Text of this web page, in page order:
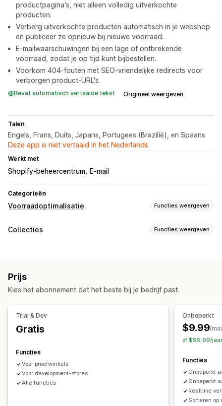
productpagina's, niet alleen volledig uitverkochte
producten.
Verberg uitverkochte producten automatisch in je webshop
en publiceer ze opnieuw bij nieuwe voorraad.
E-mailwaarschuwingen bij een lage of ontbrekende
voorraad, zodat je op tijd kunt bijbestellen.
Voorkom 404-fouten met SEO-vriendelijke redirects voor
verborgen product-URL's.
Bevat automatisch vertaalde tekst Origineel weergeven
Talen
Engels, Frans, Duits, Japans, Portugees (Brazilië), en Spaans
Deze app is niet vertaald in het Nederlands
Werkt met
Shopify-beheercentrum E-mail
Categorieën
Voorraadoptimalisatie Functies weergeven
Voorraadbeheer
Bestellingenbeheer
Bulkverwerking
Reserveringen
Meldingen bij herbevoorrading
Herinneringen voor voorraadaanvulling
Meldingen bij niet op voorraad
Waarschuwingen bij drempelwaarde
E-mailmeldingen
Collecties Functies weergeven
Producten verbergen
Prijs
Kies het abonnement dat het beste bij je bedrijf past.
Trial & Dev
Gratis
Functies
Voor proefwinkels
Voor development-stores
Alle functies
Onbeperkt
$9.99/
of $99.99/jaar
Functies
Onbeperkt
Onbeperkt
Realtime
Sorteren op